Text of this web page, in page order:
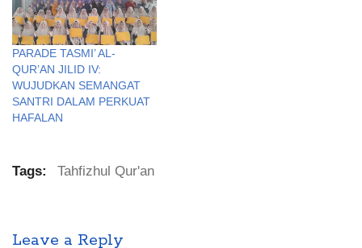
PARADE TASMI’ AL-
QUR’AN JILID IV:
WUJUDKAN SEMANGAT
SANTRI DALAM PERKUAT
HAFALAN
Tags: Tahfizhul Qur'an
Leave a Reply